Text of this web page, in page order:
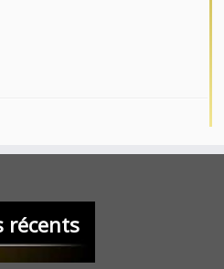
récents